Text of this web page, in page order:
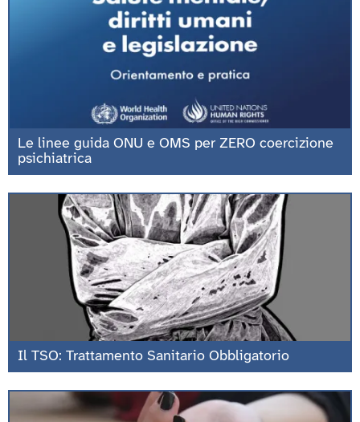
Le linee guida ONU e OMS per ZERO coercizione
psichiatrica
Il TSO: Trattamento Sanitario Obbligatorio